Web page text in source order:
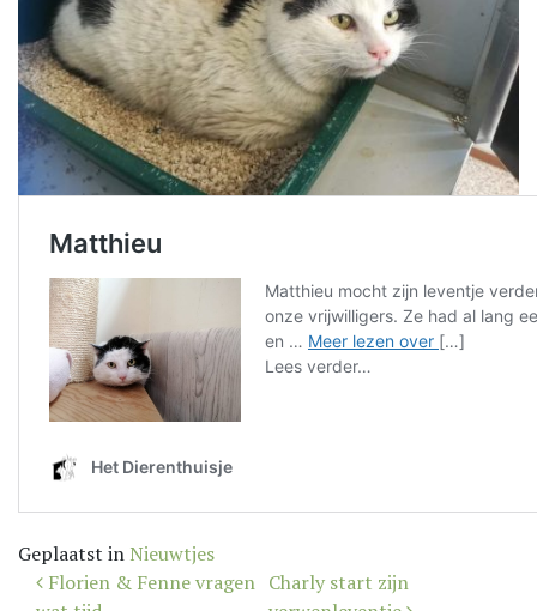
Geplaatst in Nieuwtjes
Bericht
navigatie
Florien & Fenne vragen Charly start zijn